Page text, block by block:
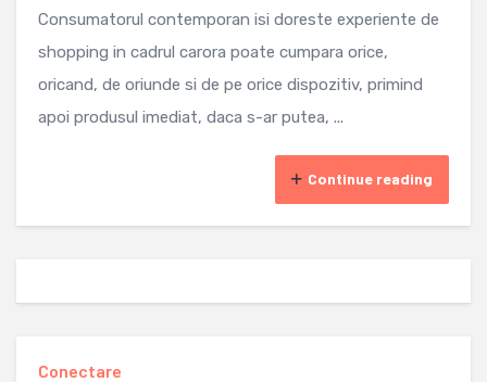
Consumatorul contemporan isi doreste experiente de
shopping in cadrul carora poate cumpara orice,
oricand, de oriunde si de pe orice dispozitiv, primind
apoi produsul imediat, daca s-ar putea, ...
Continue reading
Conectare